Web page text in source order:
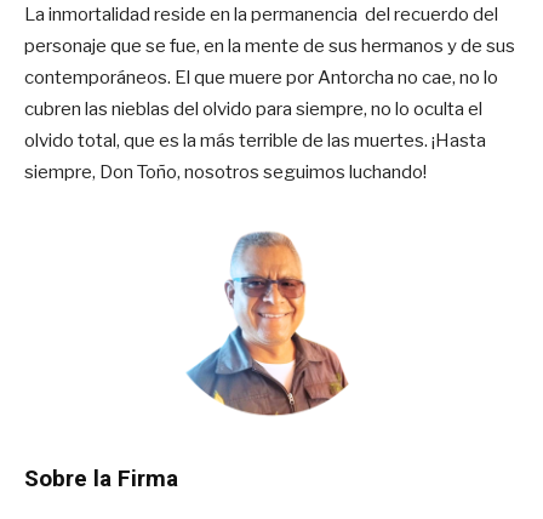
La inmortalidad reside en la permanencia del recuerdo del
personaje que se fue, en la mente de sus hermanos y de sus
contemporáneos. El que muere por Antorcha no cae, no lo
cubren las nieblas del olvido para siempre, no lo oculta el
olvido total, que es la más terrible de las muertes. ¡Hasta
siempre, Don Toño, nosotros seguimos luchando!
Sobre la Firma